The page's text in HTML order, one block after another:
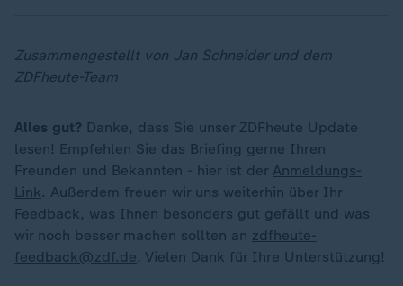
Zusammengestellt von Jan Schneider und dem
ZDFheute-Team
Alles gut? Danke, dass Sie unser ZDFheute Update
lesen! Empfehlen Sie das Briefing gerne Ihren
Freunden und Bekannten - hier ist der Anmeldungs-
Link. Außerdem freuen wir uns weiterhin über Ihr
Feedback, was Ihnen besonders gut gefällt und was
wir noch besser machen sollten an zdfheute-
feedback@zdf.de. Vielen Dank für Ihre Unterstützung!